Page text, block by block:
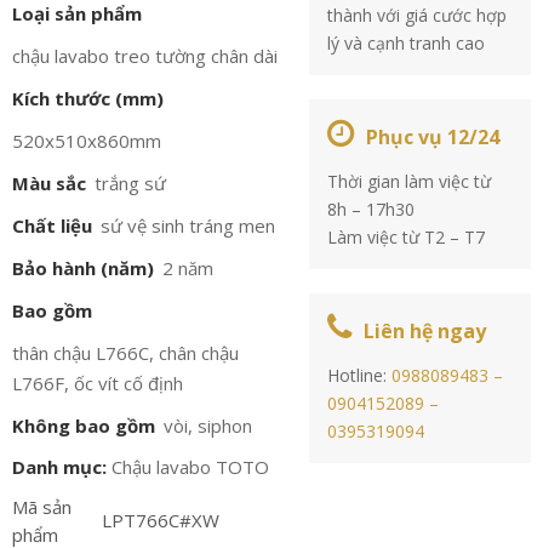
Loại sản phẩm
chậu lavabo treo tường chân dài
Kích thước (mm)
520x510x860mm
Màu sắc trắng sứ
Chất liệu sứ vệ sinh tráng men
Bảo hành (năm) 2 năm
Bao gồm
thân chậu L766C, chân chậu
L766F, ốc vít cố định
Không bao gồm vòi, siphon
Danh mục: Chậu lavabo TOTO
Mã sản
phẩm
LPT766C#XW
thành với giá cước hợp
lý và cạnh tranh cao
Phục vụ 12/24
Thời gian làm việc từ
8h – 17h30
Làm việc từ T2 – T7
Liên hệ ngay
Hotline:0988089483 –
0904152089 –
0395319094